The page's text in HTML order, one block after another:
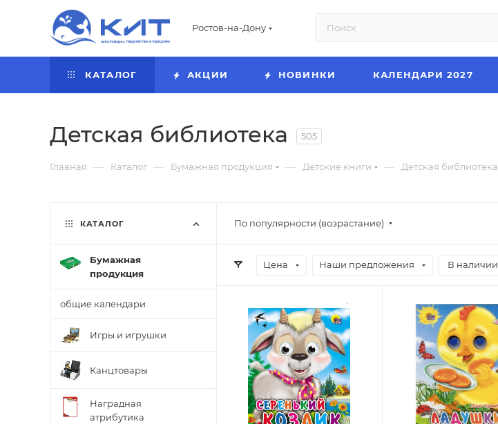
Ростов-на-Дону
КАТАЛОГ АКЦИИ НОВИНКИ КАЛЕНДАРИ 2027
Детская библиотека 505
Главная — Каталог — Бумажная продукция — Детские книги — Детская библиотека
По популярности (возрастание)
Цена Наши предложения В наличии
КАТАЛОГ
Бумажная
продукция
общие календари
Игры и игрушки
Канцтовары
Наградная
атрибутика